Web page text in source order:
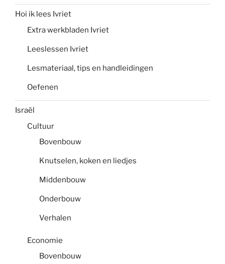
Hoi ik lees Ivriet
Extra werkbladen Ivriet
Leeslessen Ivriet
Lesmateriaal, tips en handleidingen
Oefenen
Israël
Cultuur
Bovenbouw
Knutselen, koken en liedjes
Middenbouw
Onderbouw
Verhalen
Economie
Bovenbouw